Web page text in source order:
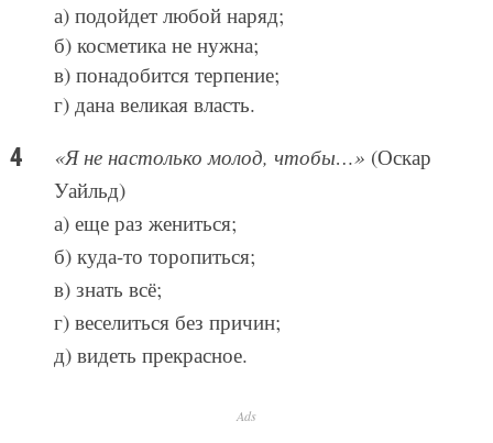
а) подойдет любой наряд;
б) косметика не нужна;
в) понадобится терпение;
г) дана великая власть.
«Я не настолько молод, чтобы…» (Оскар
Уайльд)
а) еще раз жениться;
б) куда-то торопиться;
в) знать всё;
г) веселиться без причин;
д) видеть прекрасное.
Ads